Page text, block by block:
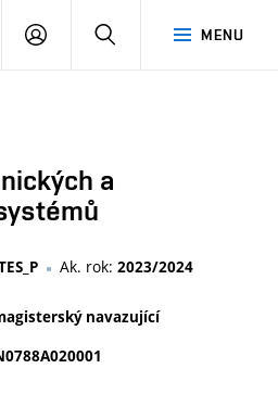
MENU
PŘIHLÁSIT
a
Ak. rok: 2023/2024
navazující